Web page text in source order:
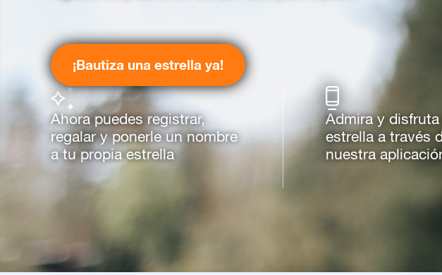
¡Bautiza una estrella ya!
Ahora puedes registrar,
regalar y ponerle un nombre
a tu propia estrella
Admira y
estrella a través
nuestra